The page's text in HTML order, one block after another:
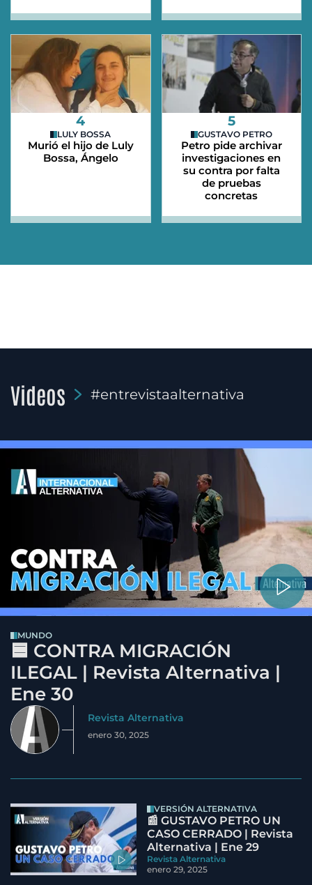
4
LULY BOSSA
Murió el hijo de Luly
Bossa, Ángelo
5
GUSTAVO PETRO
Petro pide archivar
investigaciones en
su contra por falta
de pruebas
concretas
Videos #entrevistaalternativa
MUNDO
🟦 CONTRA MIGRACIÓN
ILEGAL | Revista Alternativa |
Ene 30
Revista Alternativa
enero 30, 2025
VERSIÓN ALTERNATIVA
📰 GUSTAVO PETRO UN
CASO CERRADO | Revista
Alternativa | Ene 29
Revista Alternativa
enero 29, 2025